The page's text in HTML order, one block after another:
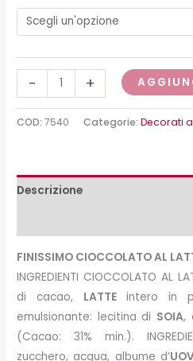
- +
COD:7540 Categorie:Decorati
Descrizione
FINISSIMO CIOCCOLATO AL
INGREDIENTI CIOCCOLATO AL
di cacao, LATTEintero in
emulsionante: lecitina di SOIA,
(Cacao: 31% min.).
zucchero, acqua, albume d’